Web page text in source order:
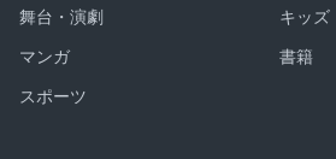
舞台・演劇
キッズ
マンガ
書籍
スポーツ